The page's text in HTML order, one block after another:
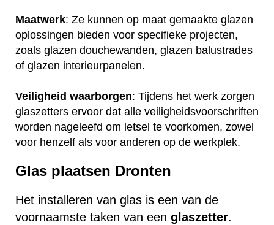
Maatwerk: Ze kunnen op maat gemaakte glazen
oplossingen bieden voor specifieke projecten,
zoals glazen douchewanden, glazen balustrades
of glazen interieurpanelen.
Veiligheid waarborgen: Tijdens het werk zorgen
glaszetters ervoor dat alle veiligheidsvoorschriften
worden nageleefd om letsel te voorkomen, zowel
voor henzelf als voor anderen op de werkplek.
Glas plaatsen Dronten
Het installeren van glas is een van de
voornaamste taken van een glaszetter.